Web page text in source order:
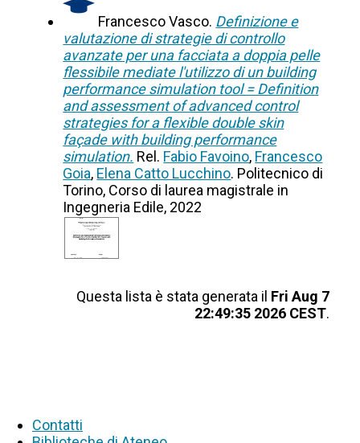
Francesco Vasco. Definizione e
valutazione di strategie di controllo
avanzate per una facciata a doppia pelle
flessibile mediate l'utilizzo di un building
performance simulation tool = Definition
and assessment of advanced control
strategies for a flexible double skin
façade with building performance
simulation. Rel. Fabio Favoino, Francesco
Goia, Elena Catto Lucchino. Politecnico di
Torino, Corso di laurea magistrale in
Ingegneria Edile, 2022
Questa lista è stata generata il Fri Aug 7
22:49:35 2026 CEST.
Contatti